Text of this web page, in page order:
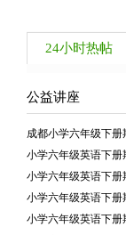
24小时热帖
公益讲座
成都小学六年级下
小学六年级英语下册
小学六年级英语下册
小学六年级英语下册
小学六年级英语下册